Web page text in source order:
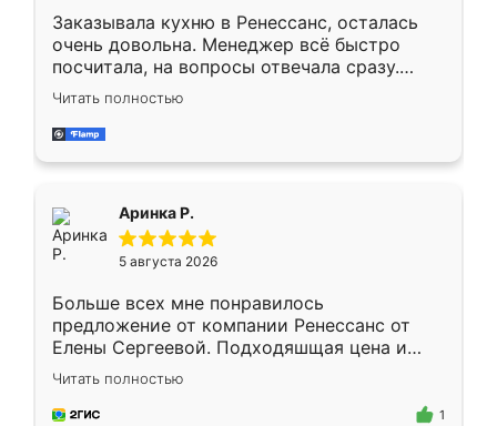
Заказывала кухню в Ренессанс, осталась
очень довольна. Менеджер всё быстро
посчитала, на вопросы отвечала сразу.
Замерщик приехал в субботу, подошёл к
делу со всей ответственностью. Собрали
за день, ребята работали аккуратно, даже
Читать полностью
Аринка Р.
5 августа 2026
Больше всех мне понравилось
предложение от компании Ренессанс от
Елены Сергеевой. Подходяшщая цена и
короткие сроки изготовления. Приехавший
для замера сотрудник Владислав
предложил по моему эскизу самый
Читать полностью
1